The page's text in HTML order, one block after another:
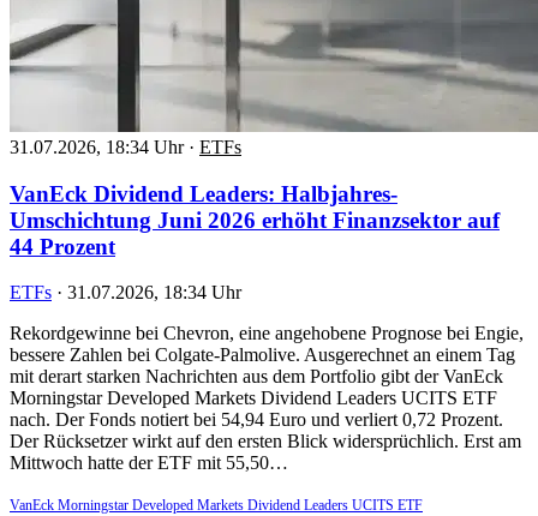
31.07.2026, 18:34 Uhr · ETFs
VanEck Dividend Leaders: Halbjahres-
Umschichtung Juni 2026 erhöht Finanzsektor auf
44 Prozent
ETFs · 31.07.2026, 18:34 Uhr
Rekordgewinne bei Chevron, eine angehobene Prognose bei Engie,
bessere Zahlen bei Colgate-Palmolive. Ausgerechnet an einem Tag
mit derart starken Nachrichten aus dem Portfolio gibt der VanEck
Morningstar Developed Markets Dividend Leaders UCITS ETF
nach. Der Fonds notiert bei 54,94 Euro und verliert 0,72 Prozent.
Der Rücksetzer wirkt auf den ersten Blick widersprüchlich. Erst am
Mittwoch hatte der ETF mit 55,50…
VanEck Morningstar Developed Markets Dividend Leaders UCITS ETF